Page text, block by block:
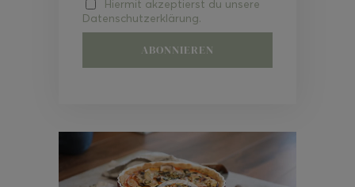
Hiermit akzeptierst du unsere
Datenschutzerklärung.
Video-